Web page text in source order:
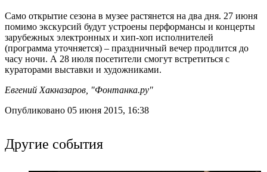
Само открытие сезона в музее растянется на два дня. 27 июня
помимо экскурсий будут устроены перформансы и концерты
зарубежных электронных и хип-хоп исполнителей
(программа уточняется) – праздничный вечер продлится до
часу ночи. А 28 июля посетители смогут встретиться с
кураторами выставки и художниками.
Евгений Хакназаров, "Фонтанка.ру"
Опубликовано 05 июня 2015, 16:38
Другие события